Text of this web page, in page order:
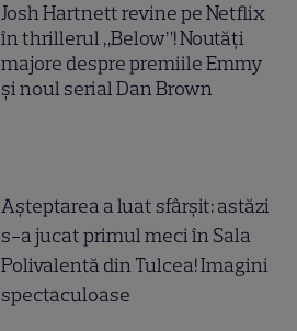
Josh Hartnett revine pe Netflix
în thrillerul „Below”! Noutăți
majore despre premiile Emmy
și noul serial Dan Brown
Așteptarea a luat sfârșit: astăzi
s-a jucat primul meci în Sala
Polivalentă din Tulcea! Imagini
spectaculoase